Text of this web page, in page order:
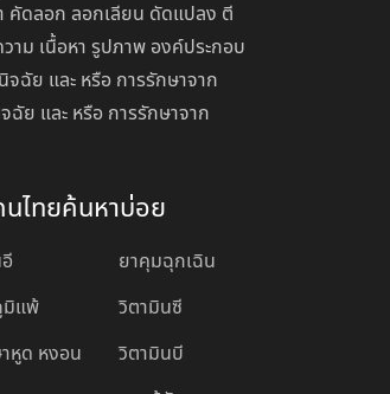
คัดลอก ลอกเลียน ดัดแปลง ตี
ม เนื้อหา รูปภาพ องค์ประกอบ
ฉัย และ หรือ การรักษาจาก
ฉัย และ หรือ การรักษาจาก
ไทยค้นหาบ่อย
มิแพ้
หูด หงอน
ยาคุมฉุกเฉิน
วิตามินซี
วิตามินบี